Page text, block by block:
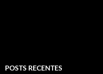
POSTS RECENTES